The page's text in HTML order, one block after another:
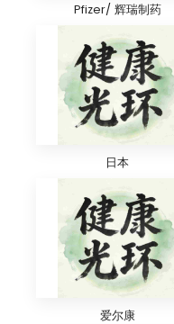
Pfizer/ 辉瑞制药
日本
爱尔康